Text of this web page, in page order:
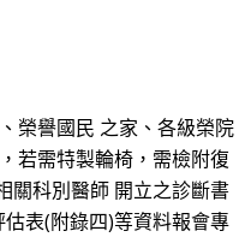
榮譽國民 之家、各級榮院
若需特製輪椅，需檢附復
關科別醫師 開立之診斷書
表(附錄四)等資料報會專